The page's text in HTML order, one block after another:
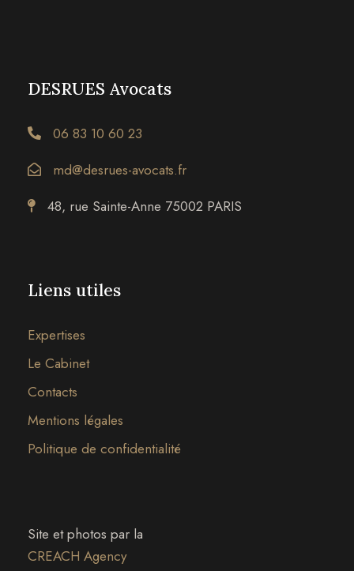
DESRUES Avocats
06 83 10 60 23
md@desrues-avocats.fr
48, rue Sainte-Anne 75002 PARIS
Liens utiles
Expertises
Le Cabinet
Contacts
Mentions légales
Politique de confidentialité
Site et photos par la
CREACH Agency